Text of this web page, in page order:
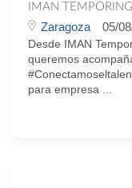
IMAN TEMPORING
Zaragoza 05/
Desde IMAN
queremos
para empresa ...